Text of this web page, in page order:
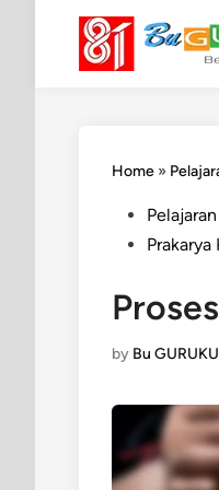
content
Home »
Posted
Prakarya
by Bu GURUKU